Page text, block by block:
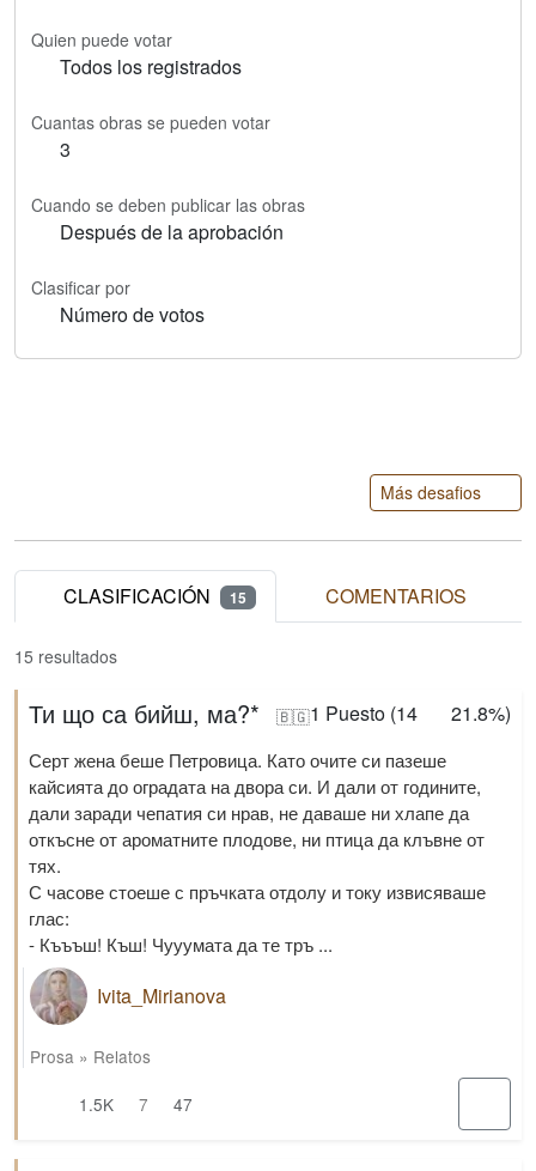
Quien puede votar
Todos los registrados
Cuantas obras se pueden votar
3
Cuando se deben publicar las obras
Después de la aprobación
Clasificar por
Número de votos
Más desafios
CLASIFICACIÓN 15 COMENTARIOS
15 resultados
1 Puesto (14 21.8%)
Ти що са бийш, ма?* 🇧🇬
Серт жена беше Петровица. Като очите си пазеше
кайсията до оградата на двора си. И дали от годините,
дали заради чепатия си нрав, не даваше ни хлапе да
откъсне от ароматните плодове, ни птица да клъвне от
тях.
С часове стоеше с пръчката отдолу и току извисяваше
глас:
- Къъъш! Къш! Чууумата да те тръ ...
Ivita_Mirianova
Prosa » Relatos
1.5K
7 47